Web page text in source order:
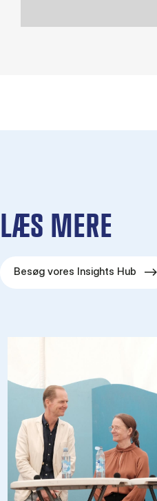
LÆS MERE
Besøg vores Insights Hub